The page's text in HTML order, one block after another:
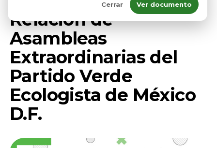
Cerrar Ver documento
Relación de
Asambleas
Extraordinarias del
Partido Verde
Ecologista de México
D.F.